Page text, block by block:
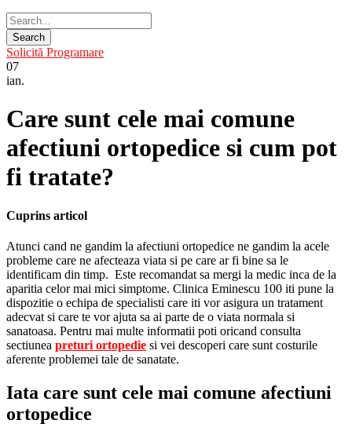
Solicită Programare
07
ian.
Care sunt cele mai comune
afectiuni ortopedice si cum pot
fi tratate?
Cuprins articol
Atunci cand ne gandim la afectiuni ortopedice ne gandim la acele
probleme care ne afecteaza viata si pe care ar fi bine sa le
identificam din timp. Este recomandat sa mergi la medic inca de la
aparitia celor mai mici simptome. Clinica Eminescu 100 iti pune la
dispozitie o echipa de specialisti care iti vor asigura un tratament
adecvat si care te vor ajuta sa ai parte de o viata normala si
sanatoasa. Pentru mai multe informatii poti oricand consulta
sectiunea preturi ortopedie si vei descoperi care sunt costurile
aferente problemei tale de sanatate.
Iata care sunt cele mai comune afectiuni
ortopedice